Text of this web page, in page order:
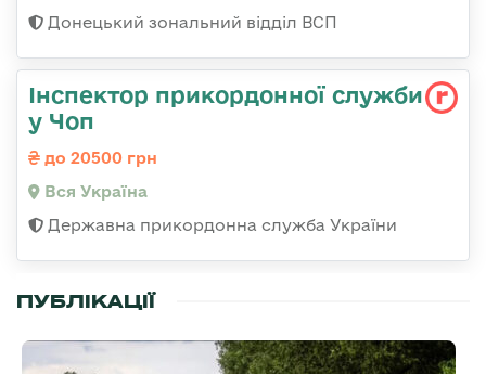
Донецький зональний відділ ВСП
Інспектор прикордонної служби
у Чоп
до 20500 грн
Вся Україна
Державна прикордонна служба України
ПУБЛІКАЦІЇ